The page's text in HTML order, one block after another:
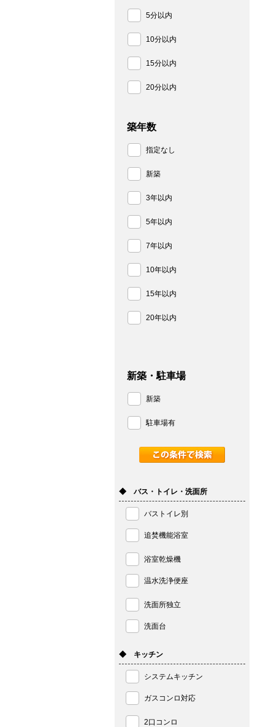
5分以内
10分以内
15分以内
20分以内
築年数
指定なし
新築
3年以内
5年以内
7年以内
10年以内
15年以内
20年以内
新築・駐車場
新築
駐車場有
◆ バス・トイレ・洗面所
バストイレ別
追焚機能浴室
浴室乾燥機
温水洗浄便座
洗面所独立
洗面台
◆ キッチン
システムキッチン
ガスコンロ対応
2口コンロ